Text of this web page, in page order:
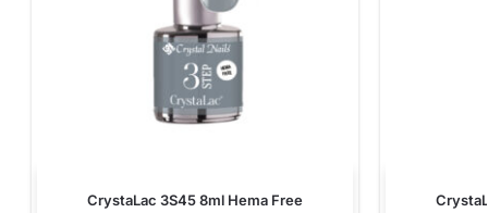
CrystaLac 3S45 8ml Hema Free